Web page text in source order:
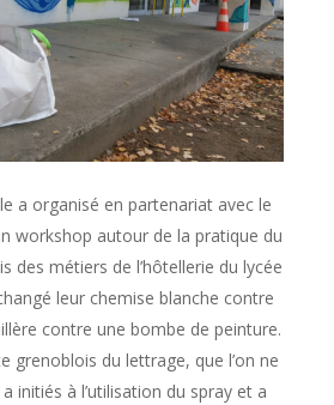
a organisé en partenariat avec le
workshop autour de la pratique du
des métiers de l’hôtellerie du lycée
leur chemise blanche contre
contre une bombe de peinture.
grenoblois du lettrage, que l’on ne
initiés à l’utilisation du spray et a